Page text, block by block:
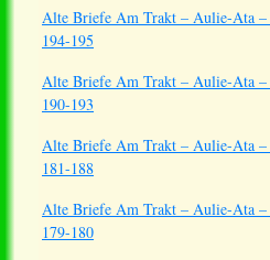
Alte Briefe Am Trakt – Aulie-Ata
194-195
Alte Briefe Am Trakt – Aulie-Ata
190-193
Alte Briefe Am Trakt – Aulie-Ata
181-188
Alte Briefe Am Trakt – Aulie-Ata
179-180